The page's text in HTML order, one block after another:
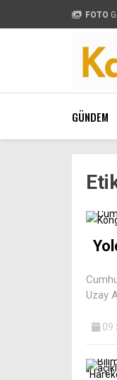
FOTO
GÜNDEM
Uzay
09